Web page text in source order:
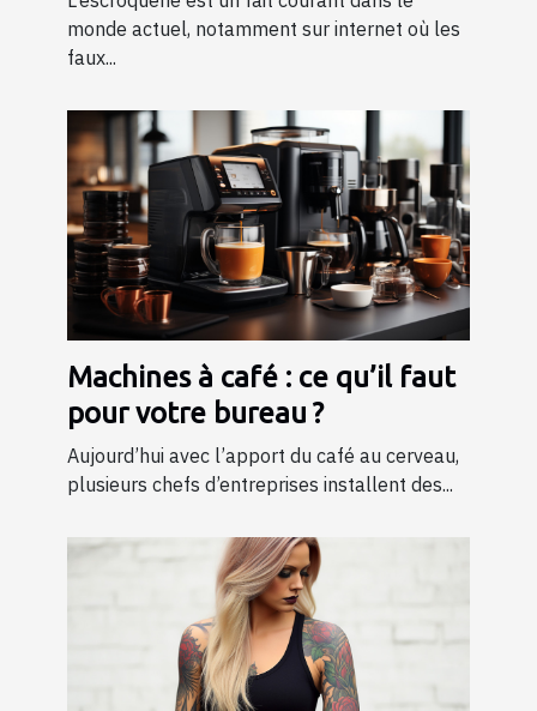
monde actuel, notamment sur internet où les
faux...
Machines à café : ce qu’il faut
pour votre bureau ?
Aujourd’hui avec l’apport du café au cerveau,
plusieurs chefs d’entreprises installent des...